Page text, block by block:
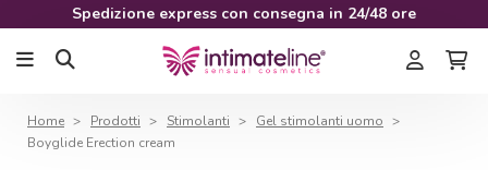
Spedizione express con consegna in 24/48 ore
Home Prodotti Stimolanti
Gel stimolanti uomo
Boyglide Erection cream